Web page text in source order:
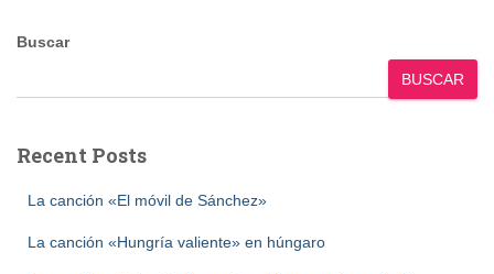
Buscar
BUSCAR
Recent Posts
La canción «El móvil de Sánchez»
La canción «Hungría valiente» en húngaro